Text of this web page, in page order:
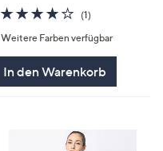
4.0
von
5
(1)1
Weitere Farben verfügbar
In den Warenkorb